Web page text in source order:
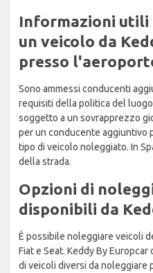
Informazioni utili
un veicolo da
presso
Sono ammessi conducenti
requisiti della politica del
soggetto a un sovrapprezzo
per un conducente aggiuntivo
tipo di veicolo noleggiato. In
della strada.
Opzioni di
disponibili da
È possibile noleggiare veicoli
Fiat e Seat. Keddy By
di veicoli diversi da noleggiare